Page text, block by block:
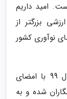
امید داریم
بزرگتر از
نوآوری کشور
تمامی همکاران خبرنگاران یی تا انتها سال 99 با امضای
شده و به